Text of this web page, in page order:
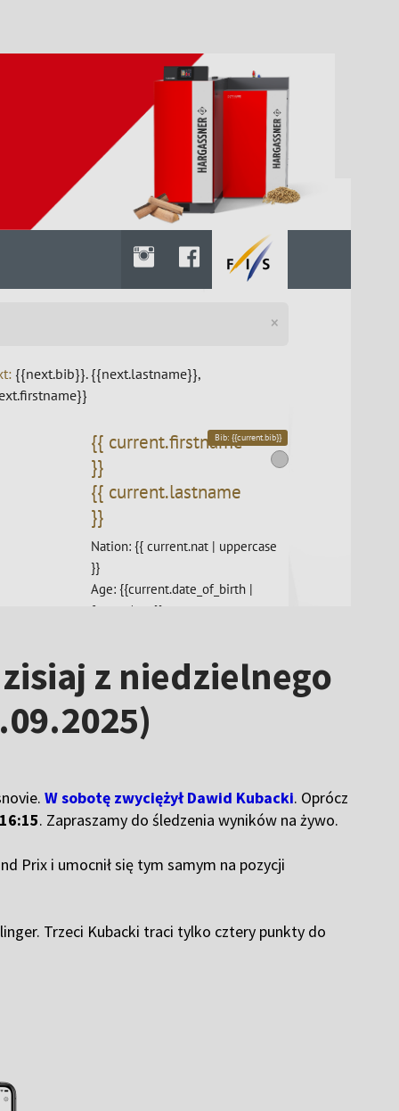
z niedzielnego
W sobotę zwyciężył Dawid Kubacki. Oprócz
. Zapraszamy do śledzenia wyników na żywo.
Prix i umocnił się tym samym na pozycji
Trzeci Kubacki traci tylko cztery punkty do